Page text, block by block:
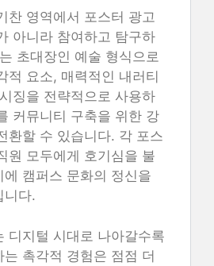
찬 영역에서 포스터 광고
아니라 참여하고 탐구하
초대장인 예술 형식으로
적 요소, 매력적인 내러티
징을 전략적으로 사용하
커뮤니티 구축을 위한 강
환할 수 있습니다. 각 포스
원 모두에게 호기심을 불
에 캠퍼스 문화의 정신을
니다.
디지털 시대로 나아갈수록
는 촉각적 경험은 점점 더